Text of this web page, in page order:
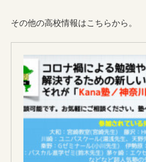
その他の高校情報はこちらから。